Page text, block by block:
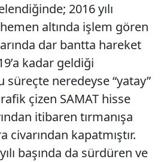
2016 yılı
altında işlem gören
dar bantta hareket
kadar geldiği
süreçte neredeyse “yatay”
çizen SAMAT hisse
itibaren tırmanışa
civarından kapatmıştır.
başında da sürdüren ve